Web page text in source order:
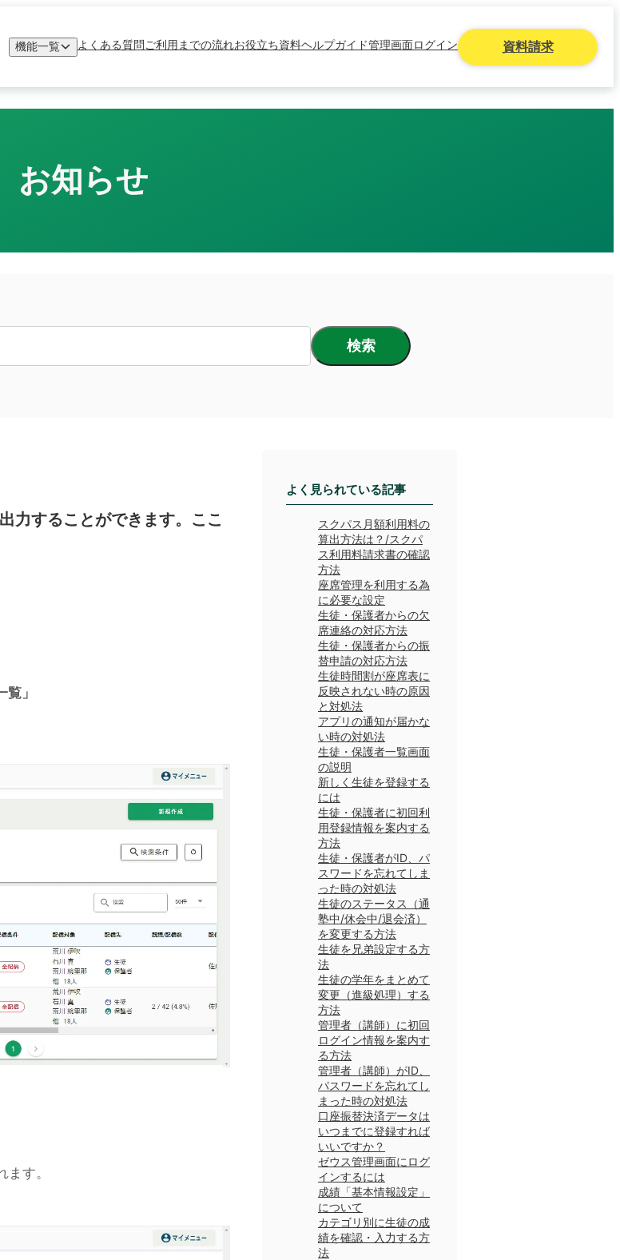
機能一覧 よくある質問ご利用までの流れお役立ち資料ヘルプガイド管理画面ログイン 資料請求
お知らせ
検索
力することができます。ここ
覧」
す。
よく見られている記事
スクパス月額利用料の
算出方法は？/スクパ
ス利用料請求書の確認
方法
アプリの通知が届かな
い時の対処法
口座振替決済データは
いつまでに登録すれば
いいですか？
ゼウス管理画面にログ
インするには
生徒の学年をまとめて
変更（進級処理）する
方法
座席管理を利用する為
に必要な設定
生徒・保護者からの欠
席連絡の対応方法
生徒・保護者からの振
替申請の対応方法
生徒・保護者一覧画面
の説明
生徒・保護者に初回利
用登録情報を案内する
方法
生徒・保護者がID、パ
スワードを忘れてしま
った時の対処法
生徒のステータス（通
塾中/休会中/退会済）
を変更する方法
生徒を兄弟設定する方
法
生徒時間割が座席表に
反映されない時の原因
と対処法
新しく生徒を登録する
には
管理者（講師）に初回
ログイン情報を案内す
る方法
管理者（講師）がID、
パスワードを忘れてし
まった時の対処法
成績「基本情報設定」
について
カテゴリ別に生徒の成
績を確認・入力する方
法